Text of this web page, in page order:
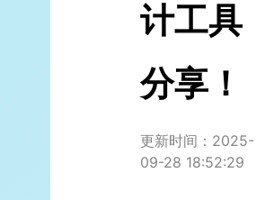
计工具
分享！
更新时间：2025-
09-28 18:52:29